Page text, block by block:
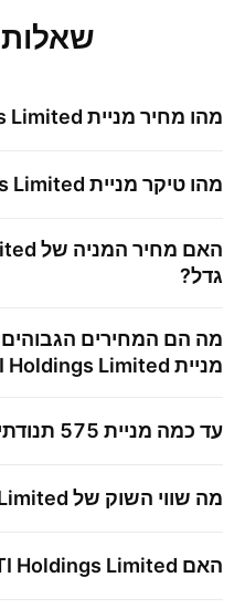
שאלות
מהו מחיר מניית Limited
מהו טיקר מניית Limited
האם מחיר המניה של
גדל?
מה הם המחירים הגבוהים
מניית Holdings Limited
עד כמה מניית 575
מה שווי השוק של
האם Holdings Limited